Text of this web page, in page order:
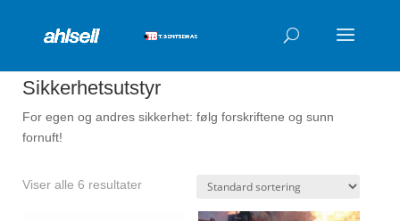
Sikkerhetsutstyr
For egen og andres sikkerhet: følg forskriftene og sunn
fornuft!
Viser alle 6 resultater